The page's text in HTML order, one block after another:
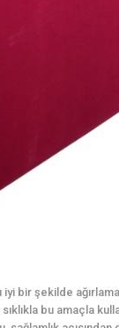
bir şekilde
bu amaçla